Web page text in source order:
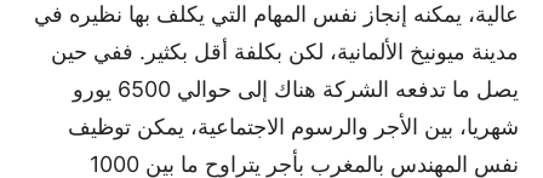
عالية، يمكنه إنجاز نفس المهام التي يكلف بها نظيره في
مدينة ميونيخ الألمانية، لكن بكلفة أقل بكثير. ففي حين
يصل ما تدفعه الشركة هناك إلى حوالي 6500 يورو
شهريا، بين الأجر والرسوم الاجتماعية، يمكن توظيف
نفس المهندس بالمغرب بأجر يتراوح ما بين 1000